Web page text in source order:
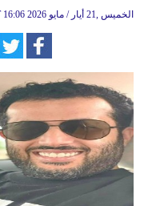
16:06 2026 الخميس ,21 أيار / مايو